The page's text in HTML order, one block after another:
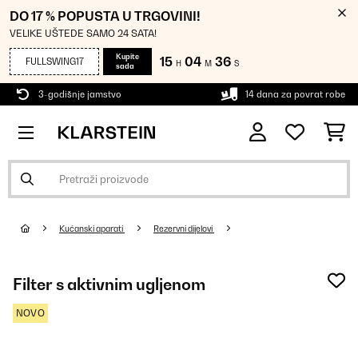
DO 17 % POPUSTA U TRGOVINI!
VELIKE UŠTEDE SAMO 24 SATA!
FULLSWING17
Kupite
sada
15 H 04 M 36 S
3-godišnje jamstvo 14 dana za povrat robe
Kućanski aparati Rezervni dijelovi
Filter s aktivnim ugljenom
NOVO